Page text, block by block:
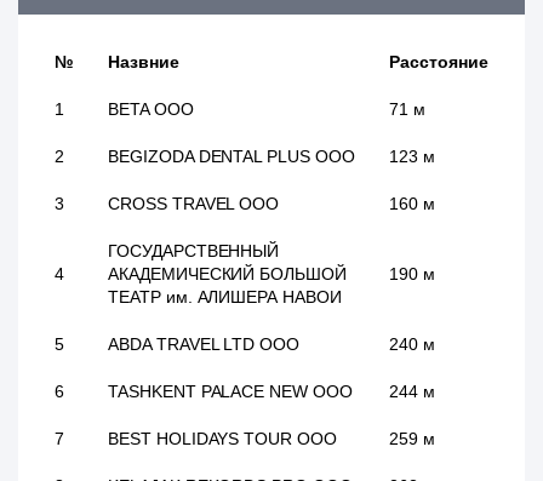
№ Назвние Расстояние
1 BETA ООО 71 м
2 BEGIZODA DENTAL PLUS ООО 123 м
3 CROSS TRAVEL ООО 160 м
4
ГОСУДАРСТВЕННЫЙ
АКАДЕМИЧЕСКИЙ БОЛЬШОЙ
ТЕАТР им. АЛИШЕРА НАВОИ
190 м
5 ABDA TRAVEL LTD ООО 240 м
6 TASHKENT PALACE NEW ООО 244 м
7 BEST HOLIDAYS TOUR ООО 259 м